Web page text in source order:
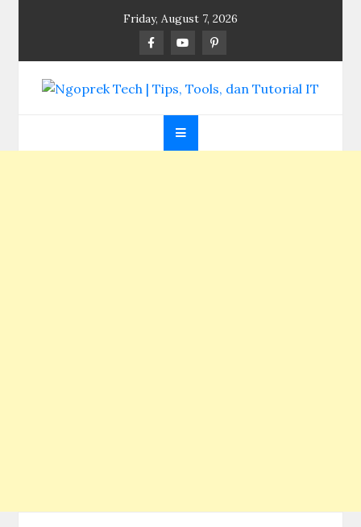
Friday, August 7, 2026
Ngoprek Tech | Tips,
Tools, dan Tutorial